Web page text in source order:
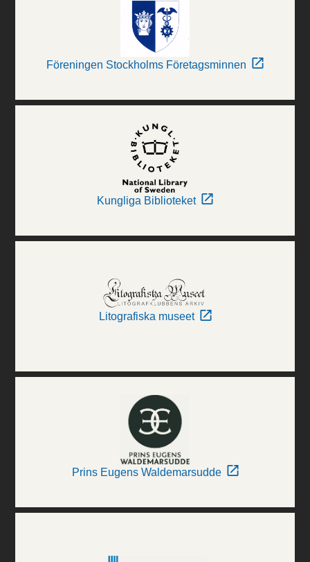
Föreningen Stockholms Företagsminnen
Kungliga Biblioteket
Litografiska museet
Prins Eugens Waldemarsudde